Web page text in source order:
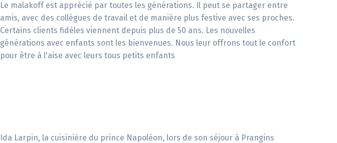
Le malakoff est apprécié par toutes les générations. Il peut se partager entre
amis, avec des collègues de travail et de manière plus festive avec ses proches.
Certains clients fidèles viennent depuis plus de 50 ans. Les nouvelles
générations avec enfants sont les bienvenues. Nous leur offrons tout le confort
pour être à l'aise avec leurs tous petits enfants
Ida Larpin, la cuisinière du prince Napoléon, lors de son séjour à Prangins